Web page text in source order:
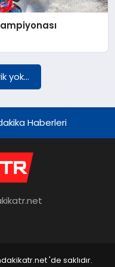
yok...
Haberleri
'de saklıdır.